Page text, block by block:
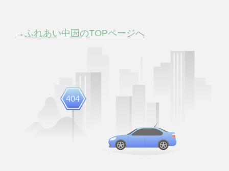
→ふれあい中国のTOPページへ